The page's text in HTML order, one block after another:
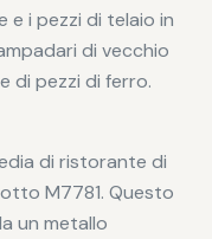
e i pezzi di telaio in
di vecchio
di pezzi di ferro.
di ristorante di
M7781. Questo
un metallo